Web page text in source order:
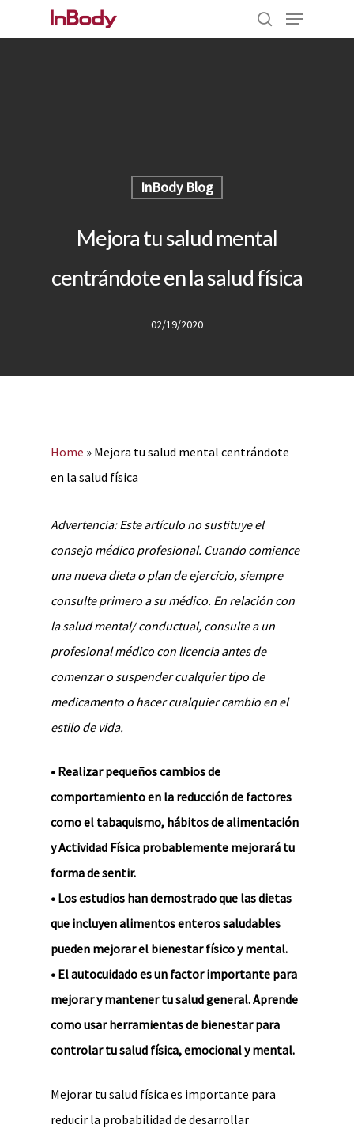
InBody Blog
Mejora tu salud mental
centrándote en la salud física
02/19/2020
Home » Mejora tu salud mental centrándote
en la salud física
Advertencia: Este artículo no sustituye el
consejo médico profesional. Cuando comience
una nueva dieta o plan de ejercicio, siempre
consulte primero a su médico. En relación con
la salud mental/ conductual, consulte a un
profesional médico con licencia antes de
comenzar o suspender cualquier tipo de
medicamento o hacer cualquier cambio en el
estilo de vida.
• Realizar pequeños cambios de
comportamiento en la reducción de factores
como el tabaquismo, hábitos de alimentación
y Actividad Física probablemente mejorará tu
forma de sentir.
• Los estudios han demostrado que las dietas
que incluyen alimentos enteros saludables
pueden mejorar el bienestar físico y mental.
• El autocuidado es un factor importante para
mejorar y mantener tu salud general. Aprende
como usar herramientas de bienestar para
controlar tu salud física, emocional y mental.
Mejorar tu salud física es importante para
reducir la probabilidad de desarrollar